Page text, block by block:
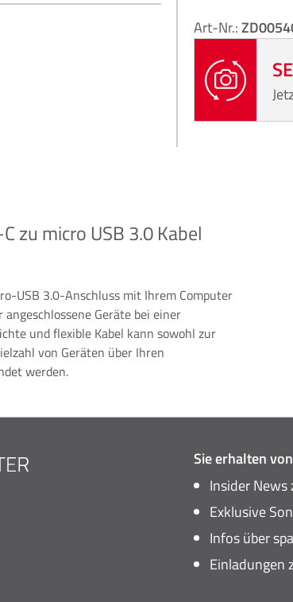
Art-Nr.:
zu micro USB 3.0 Kabel
USB 3.0-Anschluss mit Ihrem Computer
Geräte bei einer
und flexible Kabel kann sowohl zur
von Geräten über Ihren
werden.
Sie erhalten
Insider
Exklusive
Infos über
Einladungen